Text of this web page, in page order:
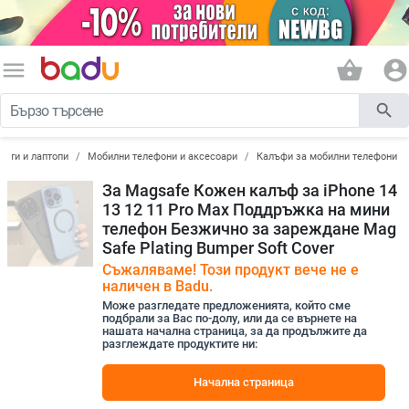
menu shopping_basket account_circle
search
и лаптопи Мобилни телефони и аксесоари Калъфи за мобилни телефони
За Magsafe Кожен калъф за iPhone 14
13 12 11 Pro Max Поддръжка на мини
телефон Безжично за зареждане Mag
Safe Plating Bumper Soft Cover
Съжаляваме! Този продукт вече не е
наличен в Badu.
Може разгледате предложенията, който сме
подбрали за Вас по-долу, или да се върнете на
нашата начална страница, за да продължите да
разглеждате продуктите ни:
Начална страница